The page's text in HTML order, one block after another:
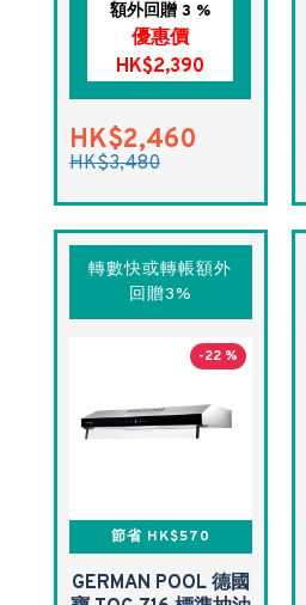
額外回贈 3 %
優惠價
HK$2,390
HK$2,460
HK$3,480
轉數快或轉帳額外
回贈3%
-22 %
節省 HK$570
GERMAN POOL 德國